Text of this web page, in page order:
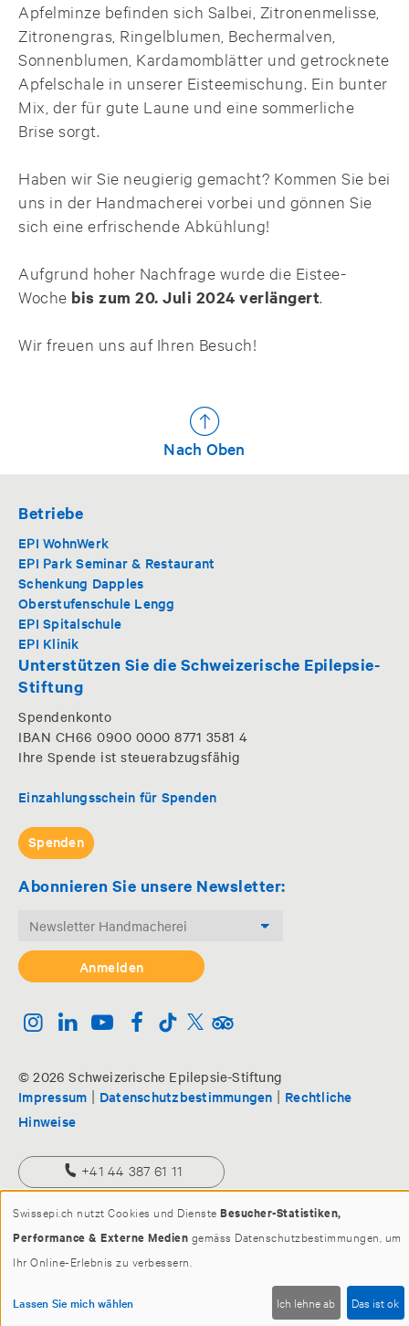
Apfelminze befinden sich Salbei, Zitronenmelisse,
Zitronengras, Ringelblumen, Bechermalven,
Sonnenblumen, Kardamomblätter und getrocknete
Apfelschale in unserer Eisteemischung. Ein bunter
Mix, der für gute Laune und eine sommerliche
Brise sorgt.
Haben wir Sie neugierig gemacht? Kommen Sie bei
uns in der Handmacherei vorbei und gönnen Sie
sich eine erfrischende Abkühlung!
Aufgrund hoher Nachfrage wurde die Eistee-
Woche bis zum 20. Juli 2024 verlängert.
Wir freuen uns auf Ihren Besuch!
Nach Oben
Betriebe
EPI WohnWerk
EPI Park Seminar & Restaurant
Schenkung Dapples
Oberstufenschule Lengg
EPI Spitalschule
EPI Klinik
Unterstützen Sie die Schweizerische Epilepsie-
Stiftung
Spendenkonto
IBAN CH66 0900 0000 8771 3581 4
Ihre Spende ist steuerabzugsfähig
Einzahlungsschein für Spenden
Spenden
Abonnieren Sie unsere Newsletter:
© 2026 Schweizerische Epilepsie-Stiftung
Impressum | Datenschutzbestimmungen | Rechtliche
Hinweise
+41 44 387 61 11
info@swissepi.ch
Swissepi.ch nutzt Cookies und Dienste Besucher-Statistiken,
Performance & Externe Medien gemäss Datenschutzbestimmungen, um
Ihr Online-Erlebnis zu verbessern.
Lassen Sie mich wählen Ich lehne ab Das ist ok